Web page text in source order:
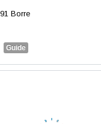
Borre
Guide